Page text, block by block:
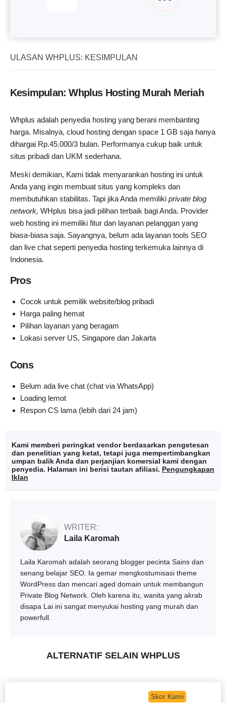
ULASAN WHPLUS: KESIMPULAN
Kesimpulan: Whplus Hosting Murah Meriah
Whplus adalah penyedia hosting yang berani membanting
harga. Misalnya, cloud hosting dengan space 1 GB saja hanya
dihargai Rp.45.000/3 bulan. Performanya cukup baik untuk
situs pribadi dan UKM sederhana.
Meski demikian, Kami tidak menyarankan hosting ini untuk
Anda yang ingin membuat situs yang kompleks dan
membutuhkan stabilitas. Tapi jika Anda memiliki private blog
network, WHplus bisa jadi pilihan terbaik bagi Anda. Provider
web hosting ini memiliki fitur dan layanan pelanggan yang
biasa-biasa saja. Sayangnya, belum ada layanan tools SEO
dan live chat seperti penyedia hosting terkemuka lainnya di
Indonesia.
Pros
Cocok untuk pemilik website/blog pribadi
Harga paling hemat
Pilihan layanan yang beragam
Lokasi server US, Singapore dan Jakarta
Cons
Belum ada live chat (chat via WhatsApp)
Loading lemot
Respon CS lama (lebih dari 24 jam)
Kami memberi peringkat vendor berdasarkan pengetesan
dan penelitian yang ketat, tetapi juga mempertimbangkan
umpan balik Anda dan perjanjian komersial kami dengan
penyedia. Halaman ini berisi tautan afiliasi. Pengungkapan
Iklan
WRITER:
Laila Karomah
Laila Karomah adalah seorang blogger pecinta Sains dan
senang belajar SEO. Ia gemar mengkostumisasi theme
WordPress dan mencari aged domain untuk membangun
Private Blog Network. Oleh karena itu, wanita yang akrab
disapa Lai ini sangat menyukai hosting yang murah dan
powerfull.
ALTERNATIF SELAIN WHPLUS
Skor Kami